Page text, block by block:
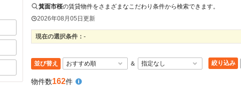
箕面市桜の賃貸物件をさまざまなこだわり条件から検索できます。
2026年08月05日更新
現在の選択条件： -
並び替え ＆ 絞り込み
物件数162件